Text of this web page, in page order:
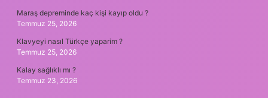
Maraş depreminde kaç kişi kayıp oldu ?
Temmuz 25, 2026
Klavyeyi nasıl Türkçe yaparim ?
Temmuz 25, 2026
Kalay sağlıklı mı ?
Temmuz 23, 2026